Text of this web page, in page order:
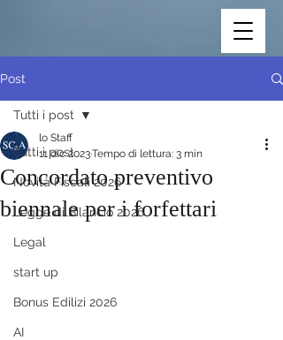
Post
Tutti i post
Novità Fiscali 2026
Legge di Bilancio 2026
Legal
start up
Bonus Edilizi 2026
AI
Tutti i post
Concordato preventivo
biennale per i forfettari
lo Staff
11 dic 2023Tempo di lettura: 3 min